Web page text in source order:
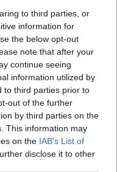
to third parties, or
information for
the below opt-out
note that after your
continue seeing
information utilized by
to third parties prior to
out of the further
by third parties on the
This information may
on the IAB’s List of
disclose it to other